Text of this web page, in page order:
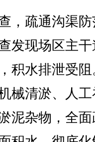
疏通沟渠防
发现场区主
积水排泄受
械清淤、人
泥杂物，全